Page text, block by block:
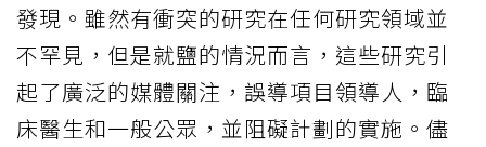
發現。雖然有衝突的研究在任何研究領域並
不罕見，但是就鹽的情況而言，這些研究引
起了廣泛的媒體關注，誤導項目領導人，臨
床醫生和一般公眾，並阻礙計劃的實施。儘